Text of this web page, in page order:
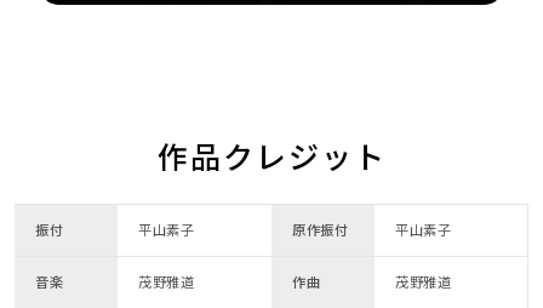
作品クレジット
振付 平山素子 原作振付 平山素子
音楽 茂野雅道 作曲 茂野雅道